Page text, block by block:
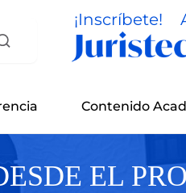
¡Inscríbete!
Contenido
EL